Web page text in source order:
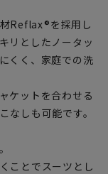
Reflax®を採用し
リとしたノータッ
くく、家庭での洗
ケットを合わせる
なしも可能です。
ことでスーツとし